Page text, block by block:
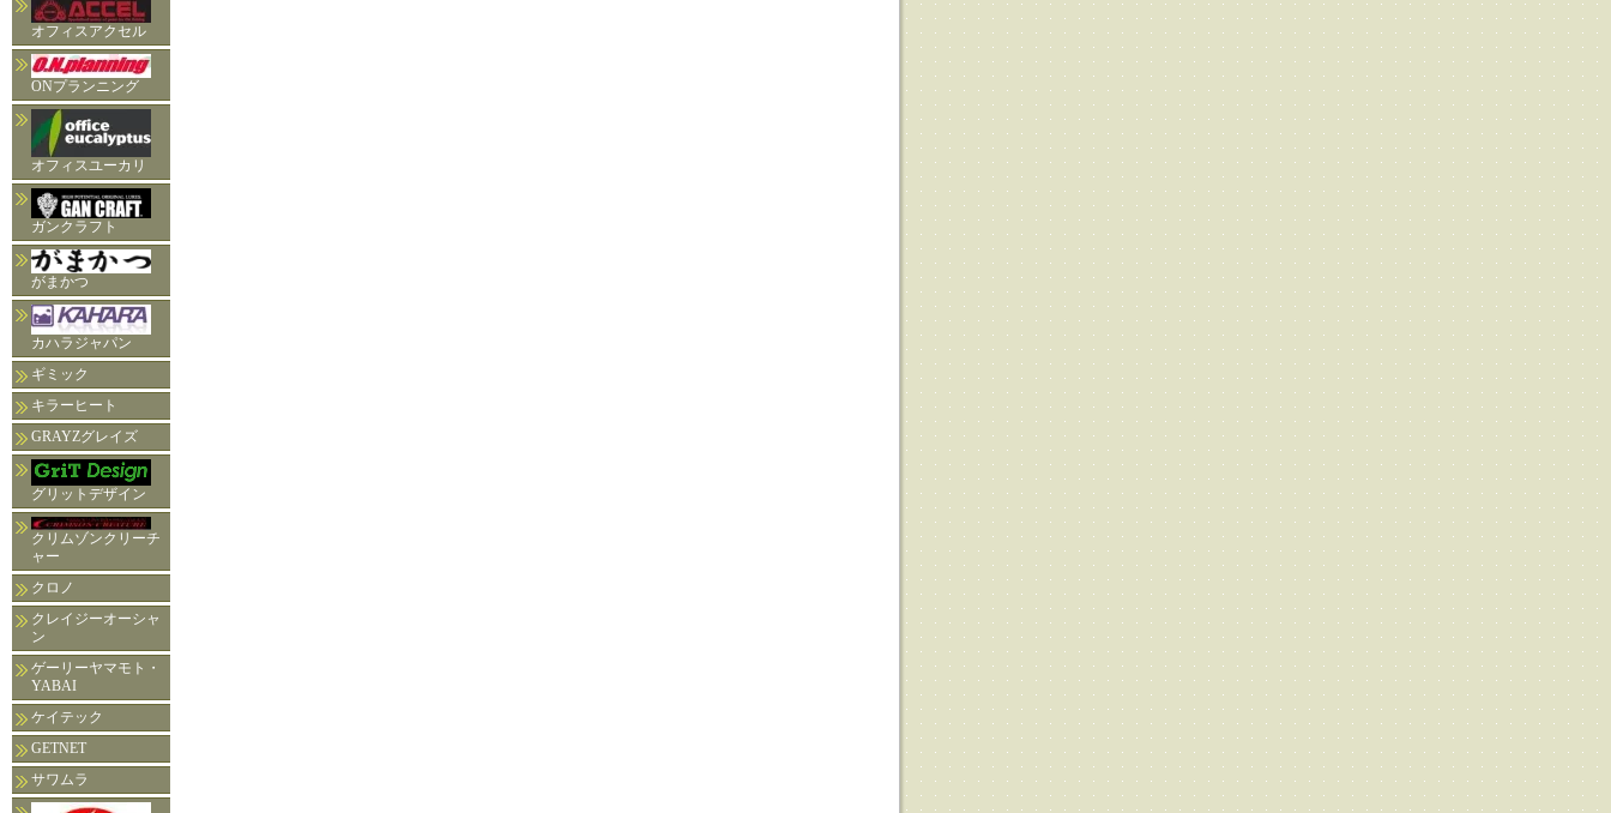
オフィスアクセル
ONプランニング
オフィスユーカリ
ガンクラフト
がまかつ
カハラジャパン
ギミック
キラーヒート
GRAYZグレイズ
グリットデザイン
クリムゾンクリーチ
ャー
クロノ
クレイジーオーシャ
ン
ゲーリーヤマモト・
YABAI
ケイテック
GETNET
サワムラ